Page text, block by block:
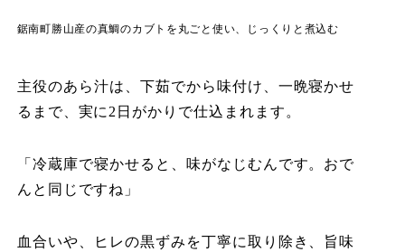
鋸南町勝山産の真鯛のカブトを丸ごと使い、じっくりと煮込む
主役のあら汁は、下茹でから味付け、一晩寝かせ
るまで、実に2日がかりで仕込まれます。
「冷蔵庫で寝かせると、味がなじむんです。おで
んと同じですね」
血合いや、ヒレの黒ずみを丁寧に取り除き、旨味